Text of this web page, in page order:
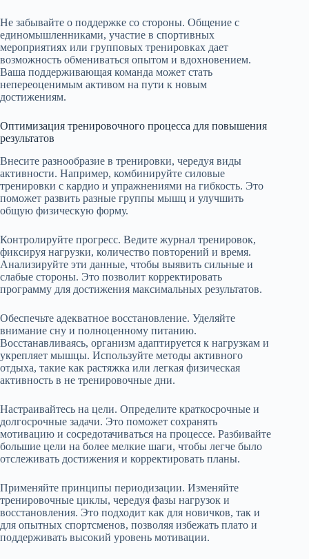
Не забывайте о поддержке со стороны. Общение с
единомышленниками, участие в спортивных
мероприятиях или групповых тренировках дает
возможность обмениваться опытом и вдохновением.
Ваша поддерживающая команда может стать
непереоценимым активом на пути к новым
достижениям.
Оптимизация тренировочного процесса для повышения
результатов
Внесите разнообразие в тренировки, чередуя виды
активности. Например, комбинируйте силовые
тренировки с кардио и упражнениями на гибкость. Это
поможет развить разные группы мышц и улучшить
общую физическую форму.
Контролируйте прогресс. Ведите журнал тренировок,
фиксируя нагрузки, количество повторений и время.
Анализируйте эти данные, чтобы выявить сильные и
слабые стороны. Это позволит корректировать
программу для достижения максимальных результатов.
Обеспечьте адекватное восстановление. Уделяйте
внимание сну и полноценному питанию.
Восстанавливаясь, организм адаптируется к нагрузкам и
укрепляет мышцы. Используйте методы активного
отдыха, такие как растяжка или легкая физическая
активность в не тренировочные дни.
Настраивайтесь на цели. Определите краткосрочные и
долгосрочные задачи. Это поможет сохранять
мотивацию и сосредотачиваться на процессе. Разбивайте
большие цели на более мелкие шаги, чтобы легче было
отслеживать достижения и корректировать планы.
Применяйте принципы периодизации. Изменяйте
тренировочные циклы, чередуя фазы нагрузок и
восстановления. Это подходит как для новичков, так и
для опытных спортсменов, позволяя избежать плато и
поддерживать высокий уровень мотивации.